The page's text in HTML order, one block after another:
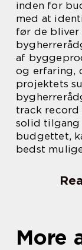
inden for
med at
før de bliver
af
og erfaring,
projektets
track
solid
budgettet,
bedst
More